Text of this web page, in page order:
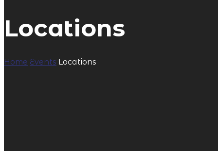
Locations
Home Events Locations